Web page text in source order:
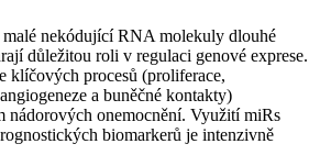
nekódující RNA molekuly dlouhé
důležitou roli v regulaci genové exprese.
klíčových procesů (proliferace,
a buněčné kontakty)
nádorových onemocnění. Využití miRs
biomarkerů je intenzivně